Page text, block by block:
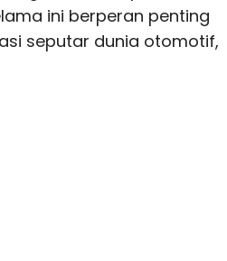
ini berperan penting
seputar dunia otomotif,